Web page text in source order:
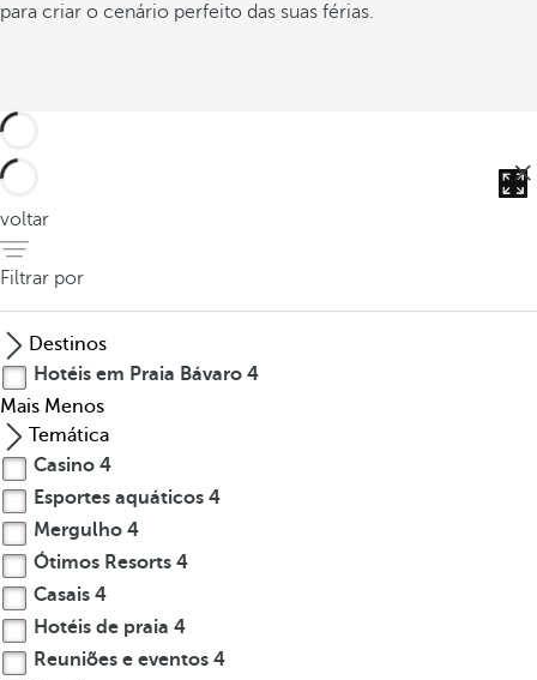
para criar o cenário perfeito das suas férias.
voltar
Filtrar por
Destinos
Hotéis em Praia Bávaro 4
Mais Menos
Temática
Casino 4
Esportes aquáticos 4
Mergulho 4
Ótimos Resorts 4
Casais 4
Hotéis de praia 4
Reuniões e eventos 4